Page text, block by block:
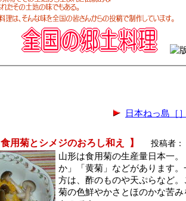
日本ねっ島［
食用菊とシメジのおろし和え 】
投稿者
山形は食用菊の生産量日本一
か」「黄菊」などがあります
方は、酢のものや天ぷらなど。
菊の色鮮やかさとほのかな苦